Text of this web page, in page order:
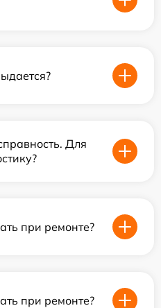
Для
при ремонте?
при ремонте?